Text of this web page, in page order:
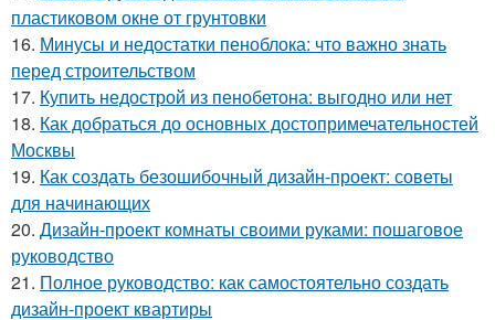
пластиковом окне от грунтовки
16. Минусы и недостатки пеноблока: что важно знать
перед строительством
17. Купить недострой из пенобетона: выгодно или нет
18. Как добраться до основных достопримечательностей
Москвы
19. Как создать безошибочный дизайн-проект: советы
для начинающих
20. Дизайн-проект комнаты своими руками: пошаговое
руководство
21. Полное руководство: как самостоятельно создать
дизайн-проект квартиры